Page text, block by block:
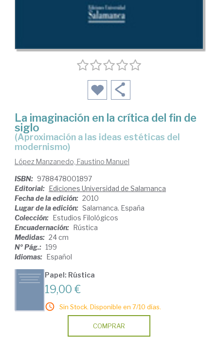
La imaginación en la crítica del fin de
siglo
(aproximación a las ideas estéticas del
modernismo)
López Manzanedo, Faustino Manuel
ISBN: 9788478001897
Editorial: Ediciones Universidad de Salamanca
Fecha de la edición: 2010
Lugar de la edición: Salamanca. España
Colección: Estudios Filológicos
Encuadernación: Rústica
Medidas: 24 cm
Nº Pág.: 199
Idiomas: Español
Papel: Rústica
19,00 €
Sin Stock. Disponible en 7/10 días.
COMPRAR